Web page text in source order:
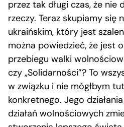
przez tak długi czas, że
rzeczy. Teraz skupiamy się
ukraińskim, który jest
można powiedzieć, że jest
przebiegu walki
czy „Solidarności”? To
w związku i nie mógłbym
konkretnego. Jego
działań wolnościowych